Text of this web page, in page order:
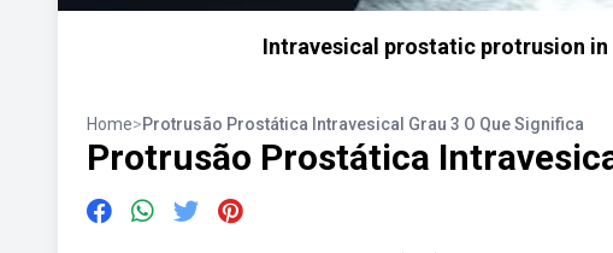
Intravesical prostatic protrusion
Home>Protrusão Prostática Intravesical Grau 3 O Que Significa
Protrusão Prostática